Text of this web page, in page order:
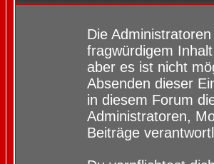
Die
fragwürdigem
aber es ist nicht
Absenden dieser
in diesem Forum
Administratoren,
Beiträge